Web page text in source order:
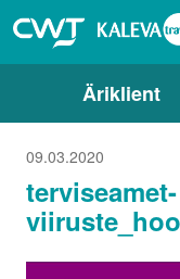
Äriklient
09.03.2020
terviseamet-